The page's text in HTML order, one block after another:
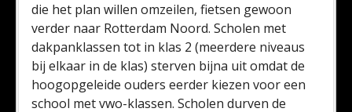
die het plan willen omzeilen, fietsen gewoon
verder naar Rotterdam Noord. Scholen met
dakpanklassen tot in klas 2 (meerdere niveaus
bij elkaar in de klas) sterven bijna uit omdat de
hoogopgeleide ouders eerder kiezen voor een
school met vwo-klassen. Scholen durven de